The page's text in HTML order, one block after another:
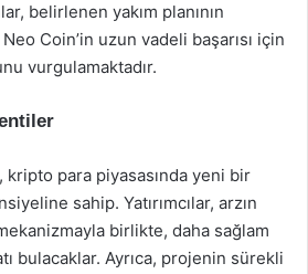
belirlenen yakım planının
Coin’in uzun vadeli başarısı için
vurgulamaktadır.
kripto para piyasasında yeni bir
sahip. Yatırımcılar, arzın
birlikte, daha sağlam
bulacaklar. Ayrıca, projenin sürekli